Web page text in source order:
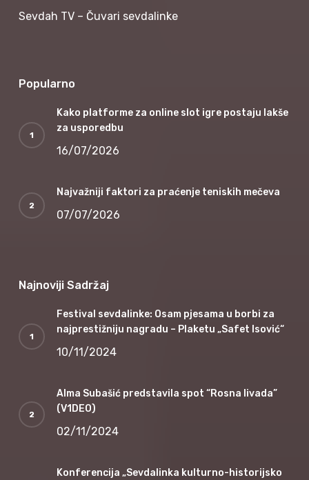
Sevdah TV – Čuvari sevdalinke
Popularno
Kako platforme za online slot igre postaju lakše
za usporedbu
16/07/2026
Najvažniji faktori za praćenje teniskih mečeva
07/07/2026
Najnoviji Sadržaj
Festival sevdalinke: Osam pjesama u borbi za
najprestižniju nagradu – Plaketu „Safet Isović“
10/11/2024
Alma Subašić predstavila spot “Rosna livada”
(V1DEO)
02/11/2024
Konferencija „Sevdalinka kulturno-historijsko